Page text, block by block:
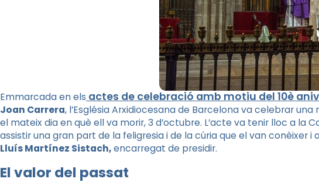
Emmarcada en els actes de celebració amb motiu del 10è
Joan Carrera, l’Església Arxidiocesana de Barcelona va celebrar
el mateix dia en què ell va morir, 3 d’octubre. L’acte va tenir lloc a la
assistir una gran part de la feligresia i de la cúria que el van conèixer i
Lluís Martínez Sistach,encarregat de presidir.
El valor del passat